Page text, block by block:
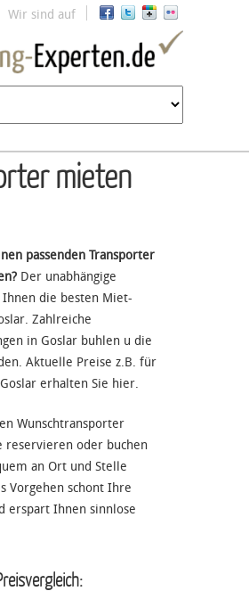
Jump to navigation
Wir sind auf
mieten
passenden Transporter
Der unabhängige
Ihnen die besten Miet-
Zahlreiche
in Goslar buhlen u die
Aktuelle Preise z.B. für
erhalten Sie hier.
Wunschtransporter
reservieren oder buchen
an Ort und Stelle
Vorgehen schont Ihre
erspart Ihnen sinnlose